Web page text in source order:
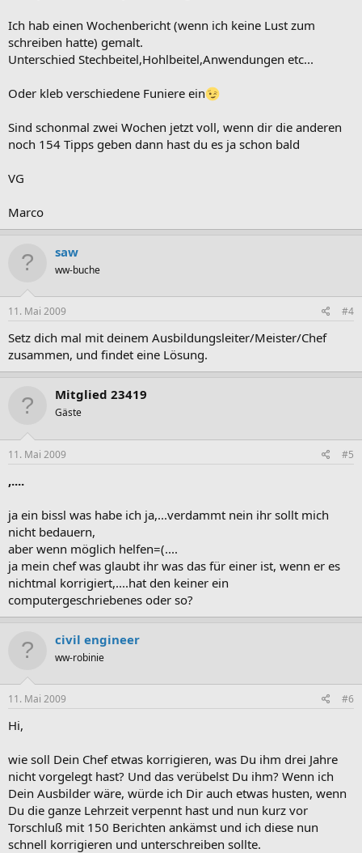
Ich hab einen Wochenbericht (wenn ich keine Lust zum
schreiben hatte) gemalt.
Unterschied Stechbeitel,Hohlbeitel,Anwendungen etc...
Oder kleb verschiedene Funiere ein
Sind schonmal zwei Wochen jetzt voll, wenn dir die anderen
noch 154 Tipps geben dann hast du es ja schon bald
VG
Marco
saw
ww-buche
11. Mai 2009 #4
Setz dich mal mit deinem Ausbildungsleiter/Meister/Chef
zusammen, und findet eine Lösung.
Mitglied 23419
Gäste
11. Mai 2009 #5
,....
ja ein bissl was habe ich ja,...verdammt nein ihr sollt mich
nicht bedauern,
aber wenn möglich helfen=(....
ja mein chef was glaubt ihr was das für einer ist, wenn er es
nichtmal korrigiert,....hat den keiner ein
computergeschriebenes oder so?
civil engineer
ww-robinie
11. Mai 2009 #6
Hi,
wie soll Dein Chef etwas korrigieren, was Du ihm drei Jahre
nicht vorgelegt hast? Und das verübelst Du ihm? Wenn ich
Dein Ausbilder wäre, würde ich Dir auch etwas husten, wenn
Du die ganze Lehrzeit verpennt hast und nun kurz vor
Torschluß mit 150 Berichten ankämst und ich diese nun
schnell korrigieren und unterschreiben sollte.